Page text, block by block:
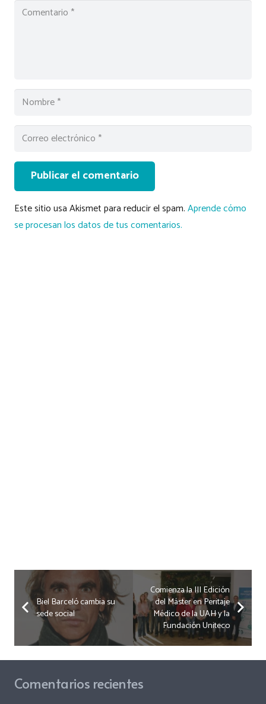
Publicar el comentario
Este sitio usa Akismet para reducir el spam.Aprende cómo
se procesan los datos de tus comentarios.
Biel Barceló cambia su
sede social
Comienza la III Edición
del Máster en Peritaje
Médico de la UAH y la
Fundación Uniteco
Comentarios recientes